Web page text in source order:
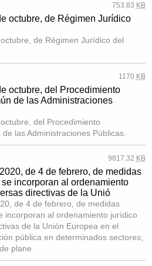
753.83 KB
octubre, de Régimen Jurídico
de Régimen Jurídico del
1170 KB
octubre, del Procedimiento
de las Administraciones
del Procedimiento
las Administraciones Públicas.
9817.32 KB
de 4 de febrero, de medidas
incorporan al ordenamiento
directivas de la Unió
de 4 de febrero, de medidas
incorporan al ordenamiento jurídico
de la Unión Europea en el
pública en determinados sectores;
plane